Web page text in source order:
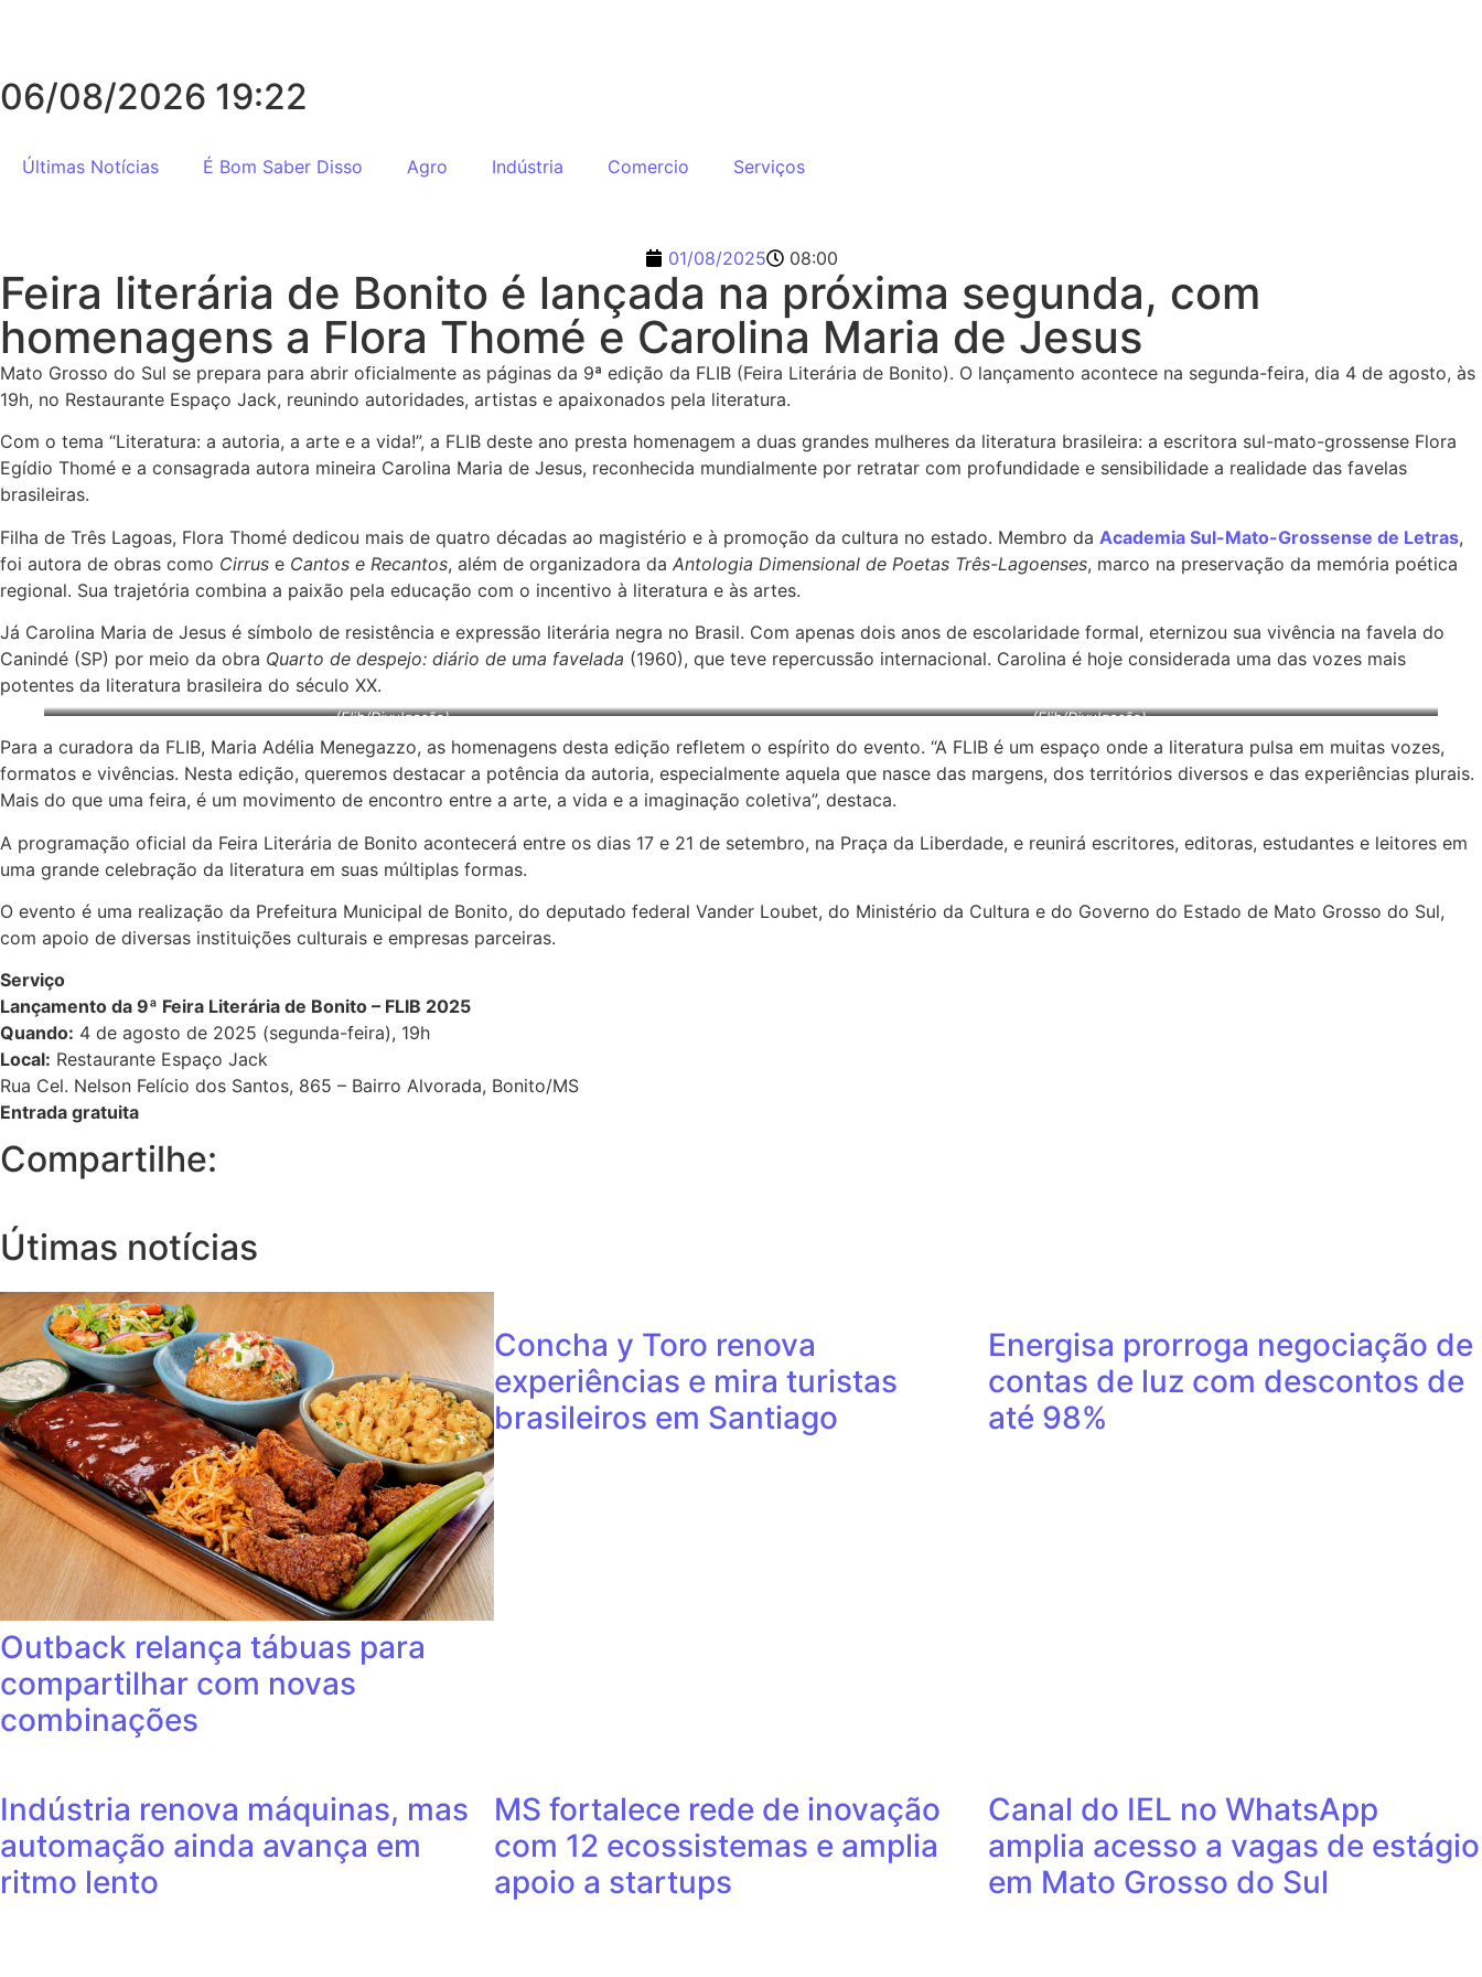
06/08/2026 19:22
Últimas Notícias É Bom Saber Disso Agro Indústria Comercio Serviços
01/08/2025 08:00
Feira literária de Bonito é lançada na próxima segunda, com
homenagens a Flora Thomé e Carolina Maria de Jesus
Mato Grosso do Sul se prepara para abrir oficialmente as páginas da 9ª edição da FLIB (Feira Literária de Bonito). O lançamento acontece na segunda-feira, dia 4 de agosto, às
19h, no Restaurante Espaço Jack, reunindo autoridades, artistas e apaixonados pela literatura.
Com o tema “Literatura: a autoria, a arte e a vida!”, a FLIB deste ano presta homenagem a duas grandes mulheres da literatura brasileira: a escritora sul-mato-grossense Flora
Egídio Thomé e a consagrada autora mineira Carolina Maria de Jesus, reconhecida mundialmente por retratar com profundidade e sensibilidade a realidade das favelas
brasileiras.
Filha de Três Lagoas, Flora Thomé dedicou mais de quatro décadas ao magistério e à promoção da cultura no estado. Membro da Academia Sul-Mato-Grossense de Letras,
foi autora de obras como Cirrus e Cantos e Recantos, além de organizadora da Antologia Dimensional de Poetas Três-Lagoenses, marco na preservação da memória poética
regional. Sua trajetória combina a paixão pela educação com o incentivo à literatura e às artes.
Já Carolina Maria de Jesus é símbolo de resistência e expressão literária negra no Brasil. Com apenas dois anos de escolaridade formal, eternizou sua vivência na favela do
Canindé (SP) por meio da obra Quarto de despejo: diário de uma favelada (1960), que teve repercussão internacional. Carolina é hoje considerada uma das vozes mais
potentes da literatura brasileira do século XX.
(Flib/Divulgação) (Flib/Divulgação)
Para a curadora da FLIB, Maria Adélia Menegazzo, as homenagens desta edição refletem o espírito do evento. “A FLIB é um espaço onde a literatura pulsa em muitas vozes,
formatos e vivências. Nesta edição, queremos destacar a potência da autoria, especialmente aquela que nasce das margens, dos territórios diversos e das experiências plurais.
Mais do que uma feira, é um movimento de encontro entre a arte, a vida e a imaginação coletiva”, destaca.
A programação oficial da Feira Literária de Bonito acontecerá entre os dias 17 e 21 de setembro, na Praça da Liberdade, e reunirá escritores, editoras, estudantes e leitores em
uma grande celebração da literatura em suas múltiplas formas.
O evento é uma realização da Prefeitura Municipal de Bonito, do deputado federal Vander Loubet, do Ministério da Cultura e do Governo do Estado de Mato Grosso do Sul,
com apoio de diversas instituições culturais e empresas parceiras.
Serviço
Lançamento da 9ª Feira Literária de Bonito – FLIB 2025
Quando: 4 de agosto de 2025 (segunda-feira), 19h
Local: Restaurante Espaço Jack
Rua Cel. Nelson Felício dos Santos, 865 – Bairro Alvorada, Bonito/MS
Entrada gratuita
Compartilhe:
Útimas notícias
Outback relança tábuas para
compartilhar com novas
combinações
Concha y Toro renova
experiências e mira turistas
brasileiros em Santiago
Energisa prorroga negociação de
contas de luz com descontos de
até 98%
Indústria renova máquinas, mas
automação ainda avança em
ritmo lento
MS fortalece rede de inovação
com 12 ecossistemas e amplia
apoio a startups
Canal do IEL no WhatsApp
amplia acesso a vagas de estágio
em Mato Grosso do Sul